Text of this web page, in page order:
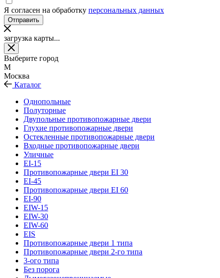
Я согласен на обработку персональных данных
загрузка карты...
Выберите город
М
Москва
Каталог
Однопольные
Полуторные
Двупольные противопожарные двери
Глухие противопожарные двери
Остекленные противопожарные двери
Входные противопожарные двери
Уличные
EI-15
Противопожарные двери EI 30
EI-45
Противопожарные двери EI 60
EI-90
EIW-15
EIW-30
EIW-60
EIS
Противопожарные двери 1 типа
Противопожарные двери 2-го типа
3-ого типа
Без порога